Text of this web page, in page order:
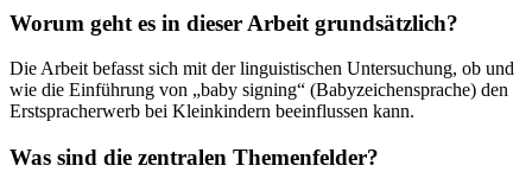
Worum geht es in dieser Arbeit grundsätzlich?
Die Arbeit befasst sich mit der linguistischen Untersuchung, ob und
wie die Einführung von „baby signing“ (Babyzeichensprache) den
Erstspracherwerb bei Kleinkindern beeinflussen kann.
Was sind die zentralen Themenfelder?